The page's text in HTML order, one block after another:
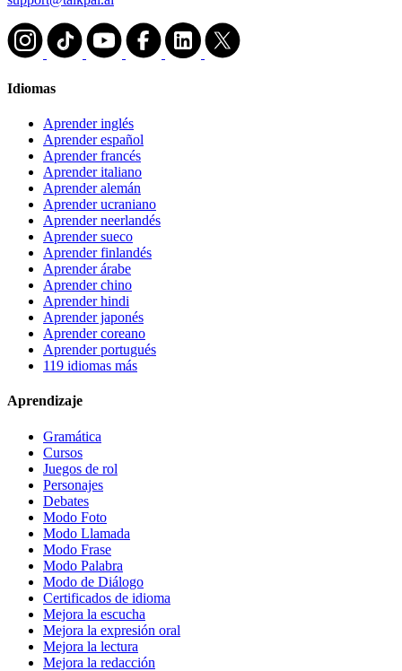
Idiomas
Aprender inglés
Aprender español
Aprender francés
Aprender italiano
Aprender alemán
Aprender ucraniano
Aprender neerlandés
Aprender sueco
Aprender finlandés
Aprender árabe
Aprender chino
Aprender hindi
Aprender japonés
Aprender coreano
Aprender portugués
119 idiomas más
Aprendizaje
Gramática
Cursos
Juegos de rol
Personajes
Debates
Modo Foto
Modo Llamada
Modo Frase
Modo Palabra
Modo de Diálogo
Certificados de idioma
Mejora la escucha
Mejora la expresión oral
Mejora la lectura
Mejora la redacción